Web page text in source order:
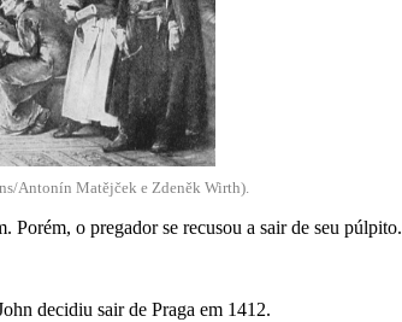
Antonín Matějček e Zdeněk Wirth).
Porém, o pregador se recusou a sair de seu púlpito.
decidiu sair de Praga em 1412.